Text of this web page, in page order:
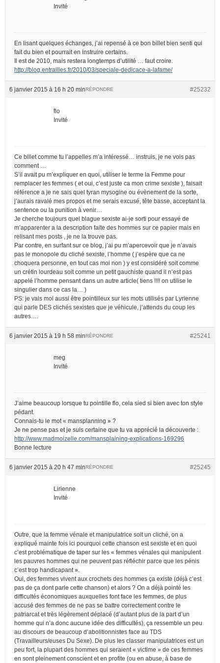
Invité
En lisant quelques échanges, j’ai repensé à ce bon billet bien senti qui
fait du bien et pourrait en instruire certains.
Il est de 2010, mais restera longtemps d’utilité … faut croire.
http://blog.entrailles.fr/2010/03/speciale-dedicace-a-lafame/
6 janvier 2015 à 16 h 20 min #25232
RÉPONDRE
flo
Invité
Ce billet comme tu l’appelles m’a intéressé… instruis, je ne vois pas
comment …
S’il avait pu m’expliquer en quoi, utiliser le terme la Femme pour
remplacer les femmes ( et oui, c’est juste ca mon crime sexiste ), faisait
référence a je ne sais quel tyran mysogine ou évènement de la sorte,
j’aurais ravalé mes propos et me serais excusé, tête basse, acceptant la
sentence ou la punition à venir…
Je cherche toujours quel blague sexiste ai-je sorti pour essayé de
m’apparenter a la description faite des hommes sur ce papier mais en
relisant mes posts , je ne la trouve pas.
Par contre, en surfant sur ce blog, j’ai pu m’apercevoir que je n’avais
pas le monopole du cliché sexiste, l’homme ( j’espère que ca ne
choquera personne, en tout cas moi non ) y est considéré soit comme
un crétin lourdeau soit comme un petit gauchiste quand il n’est pas
appelé l’homme pensant dans un autre article( tiens !!!! on utilise le
singulier dans ce cas la… )
PS: je vais moi aussi être pointilleux sur les mots utilisés par Lyrienne
qui parle DES clichés sexistes que je véhicule, j’attends du coup les
autres….
6 janvier 2015 à 19 h 58 min #25241
RÉPONDRE
meg
Invité
J’aime beaucoup lorsque tu pointille flo, cela sied si bien avec ton style
pédant.
Connais-tu le mot « mansplanning » ?
Je ne pense pas et je suis certaine que tu va apprécié la découverte :
http://www.madmoizelle.com/mansplaining-explications-169296
Bonne lecture
6 janvier 2015 à 20 h 47 min #25245
RÉPONDRE
Lirienne
Invité
Outre, que la femme vénale et manipulatrice soit un cliché, on a
expliqué mainte fois ici pourquoi cette chanson est sexiste et en quoi
c’est problématique de taper sur les « femmes vénales qui manipulent
les pauvres hommes qui ne peuvent pas réfléchir parce que les pénis
c’est trop handicapant ».
Oui, des femmes vivent aux crochets des hommes ça existe (déjà c’est
pas de ça dont parle cette chanson) et alors ? On a déjà pointé les
difficultés économiques auxquelles font face les femmes, de plus
accusé des femmes de ne pas se battre correctement contre le
patriarcat et très légèrement déplacé (d’autant plus de la part d’un
homme qui n’a donc aucune idée des difficultés), ça ressemble un peu
au discours de beaucoup d’abolitionnistes face au TDS
(Travailleurs/euses Du Sexe). De plus les classer manipulatrices est un
peu fort, la plupart des hommes qui seraient « victime » de ces femmes
en sont pleinement conscient et en profite (ou en abuse, à base de